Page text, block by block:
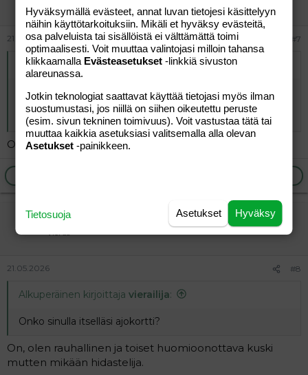
21.05.2026 #7
Alkuperäinen kirjoittajavierailija:
Samaa mieltä! Tai ehkä naispuolisille sallisin ajokortin
joissain syrjäseuduilla, kaahaaville teinipojille en sielläkään
ettei metsän eläimet jää auton alle.
Onko sinulla itselläsi ajokortti?
vierailija
Vieras
21.05.2026 #8
Alkuperäinen kirjoittaja vierailija:
Onko sinulla itselläsi ajokortti?
On, olen rauhallinen ja toiset huomioonottava kuski
mutten mikään hidastelija.
Hyväksymällä evästeet, annat luvan tietojesi käsittelyyn
näihin käyttötarkoituksiin. Mikäli et hyväksy evästeitä,
osa palveluista tai sisällöistä ei välttämättä toimi
optimaalisesti. Voit muuttaa valintojasi milloin tahansa
klikkaamalla Evästeasetukset -linkkiä sivuston
alareunassa.
Jotkin teknologiat saattavat käyttää tietojasi myös ilman
suostumustasi, jos niillä on siihen oikeutettu peruste
(esim. sivun tekninen toimivuus). Voit vastustaa tätä tai
muuttaa kaikkia asetuksiasi valitsemalla alla olevan
Asetukset -painikkeen.
Hyväksy
Asetukset
Tietosuoja